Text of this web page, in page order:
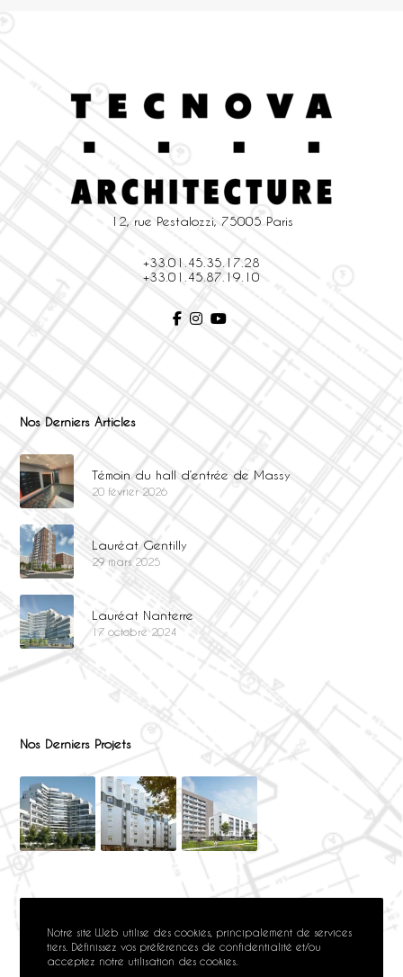
12, rue Pestalozzi, 75005 Paris
+33.01.45.35.17.28
+33.01.45.87.19.10
Nos Derniers Articles
Témoin du hall d’entrée de Massy
20 février 2026
Lauréat Gentilly
29 mars 2025
Lauréat Nanterre
17 octobre 2024
Nos Derniers Projets
Notre site Web utilise des cookies, principalement de services
tiers. Définissez vos préférences de confidentialité et/ou
acceptez notre utilisation des cookies.